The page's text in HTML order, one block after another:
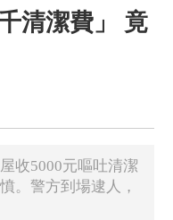
清潔費」 竟
收5000元嘔吐清潔
。警方到場逮人，